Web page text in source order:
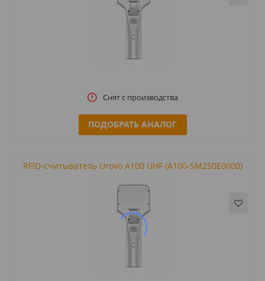
Снят с производства
ПОДОБРАТЬ АНАЛОГ
RFID-считыватель Urovo A100 UHF (A100-SM2S0E0000)